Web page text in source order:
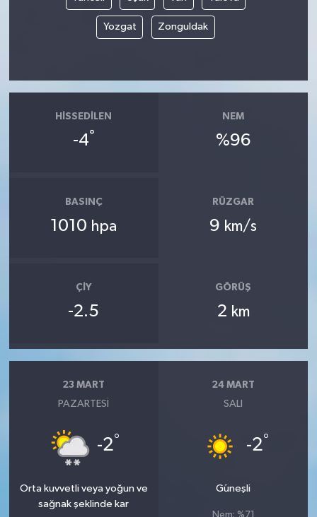
Yozgat Zonguldak
HISSEDILEN
-4°
NEM
%96
BASINÇ
1010 hpa
RÜZGAR
9 km/s
ÇIY
-2.5
GÖRÜŞ
2 km
23 MART
PAZARTESI
-2°
Orta kuvvetli veya yoğun ve
sağnak şeklinde kar
24 MART
SALI
-2°
Güneşli